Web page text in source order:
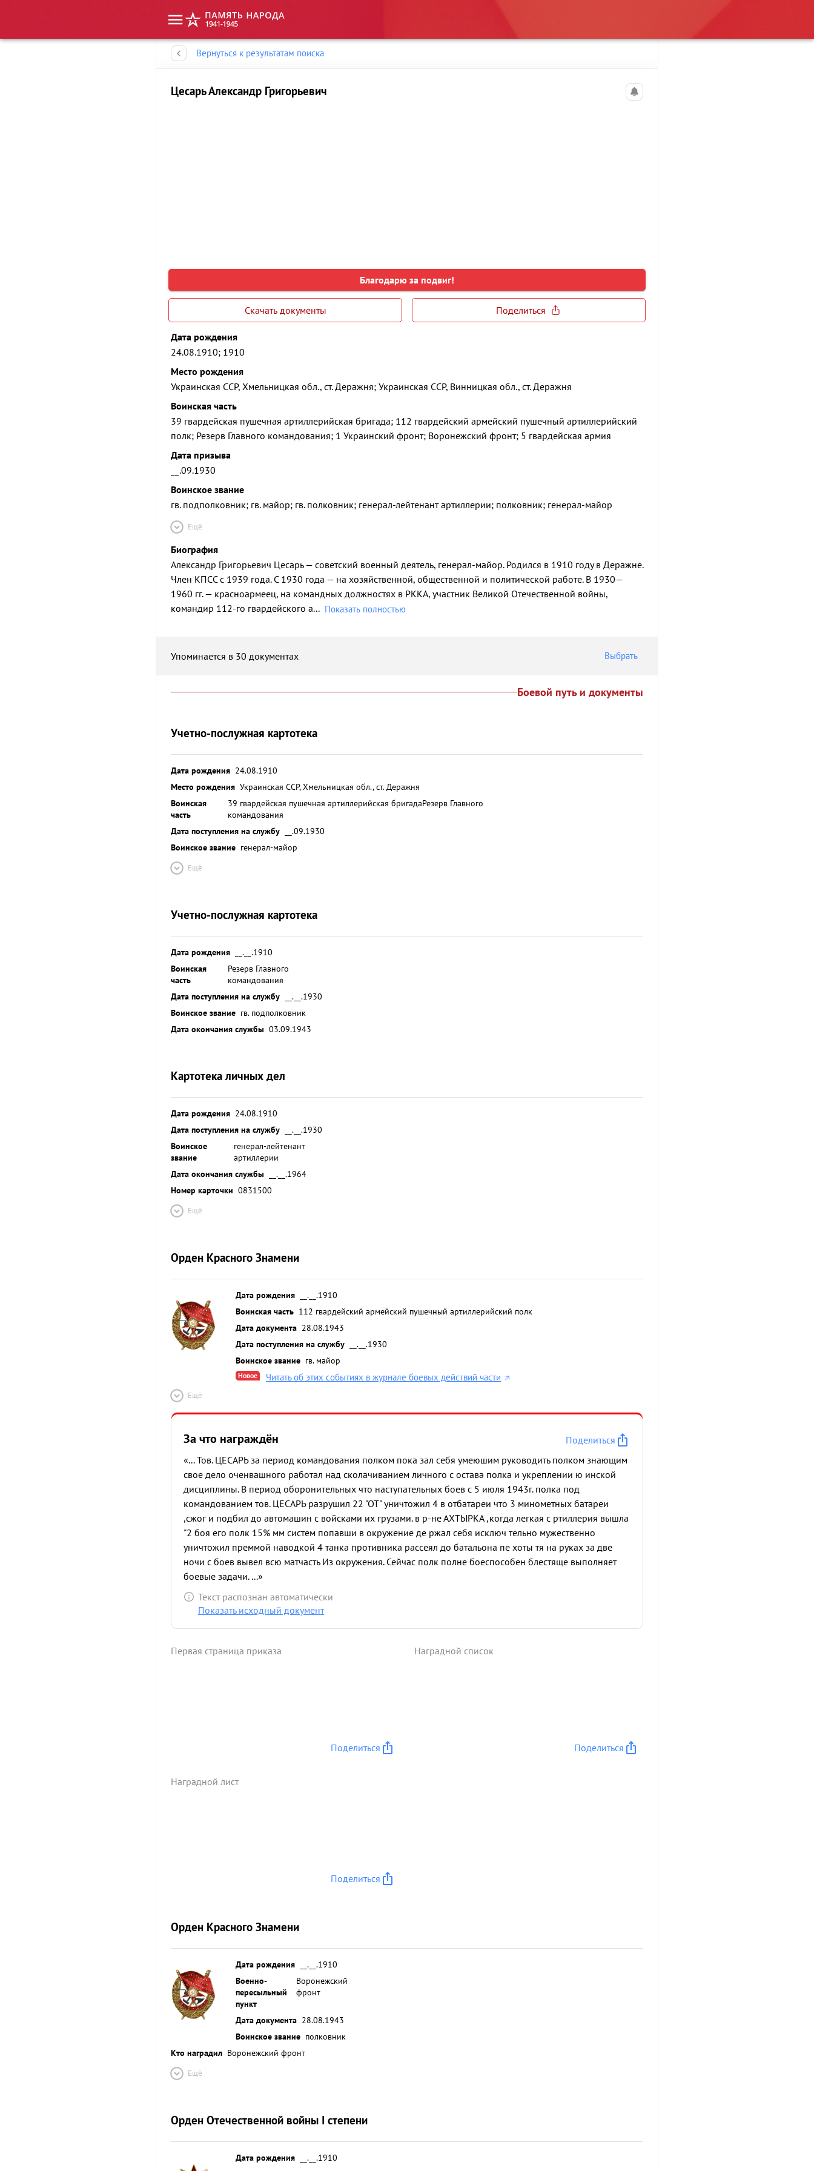
Вернуться к результатам поиска
Цесарь Александр Григорьевич
Благодарю за подвиг!
Скачать документы Поделиться
Дата рождения
24.08.1910; 1910
Место рождения
Украинская ССР, Хмельницкая обл., ст. Деражня; Украинская ССР, Винницкая обл., ст. Деражня
Воинская часть
39 гвардейская пушечная артиллерийская бригада; 112 гвардейский армейский пушечный артиллерийский
полк; Резерв Главного командования; 1 Украинский фронт; Воронежский фронт; 5 гвардейская армия
Дата призыва
__.09.1930
Воинское звание
гв. подполковник; гв. майор; гв. полковник; генерал-лейтенант артиллерии; полковник; генерал-майор
Ещё
Биография
Александр Григорьевич Цесарь — советский военный деятель, генерал-майор. Родился в 1910 году в Деражне.
Член КПСС с 1939 года. С 1930 года — на хозяйственной, общественной и политической работе. В 1930—
1960 гг. — красноармеец, на командных должностях в РККА, участник Великой Отечественной войны,
командир 112-го гвардейского а... Показать полностью
Упоминается в 30 документах Выбрать
Боевой путь и документы
Учетно-послужная картотека
Дата рождения 24.08.1910
Место рождения Украинская ССР, Хмельницкая обл., ст. Деражня
Воинская
часть
39 гвардейская пушечная артиллерийская бригадаРезерв Главного
командования
Дата поступления на службу
__.09.1930
Воинское звание генерал-майор
Ещё
Учетно-послужная картотека
Дата рождения
__.__.1910
Воинская
часть
Резерв Главного
командования
Дата поступления на службу
__.__.1930
Воинское звание гв. подполковник
Дата окончания службы 03.09.1943
Картотека личных дел
Дата рождения 24.08.1910
Дата поступления на службу
__.__.1930
Воинское
звание
генерал-лейтенант
артиллерии
Дата окончания службы
__.__.1964
Номер карточки 0831500
Ещё
Орден Красного Знамени
Дата рождения
__.__.1910
Воинская часть 112 гвардейский армейский пушечный артиллерийский полк
Дата документа 28.08.1943
Дата поступления на службу
__.__.1930
Воинское звание гв. майор
Новое Читать об этих событиях в журнале боевых действий части
Ещё
За что награждён
Поделиться
«... Тов. ЦЕСАРЬ за период командования полком пока зал себя умеюшим руководить полком знающим
свое дело оченвашного работал над сколачиванием личного с остава полка и укреплении ю инской
дисциплины. В период оборонительных что наступательных боев с 5 июля 1943г. полка под
командованием тов. ЦЕСАРЬ разрушил 22 "ОТ" уничтожил 4 в отбатареи что 3 минометных батареи
,сжог и подбил до автомашин с войсками их грузами. в р-не АХТЫРКА ,когда легкая с ртиллерия вышла
"2 боя его полк 15% мм систем попавши в окружение де ржал себя исключ тельно мужественно
уничтожил преммой наводкой 4 танка противника рассеял до батальона пе хоты тя на руках за две
ночи с боев вывел всю матчасть Из окружения. Сейчас полк полне боеспособен блестяще выполняет
боевые задачи. ...»
Текст распознан автоматически
Показать исходный документ
Первая страница приказа
Поделиться
Наградной список
Поделиться
Наградной лист
Поделиться
Орден Красного Знамени
Дата рождения
__.__.1910
Военно-
пересыльный
пункт
Воронежский
фронт
Дата документа 28.08.1943
Воинское звание полковник
Кто наградил Воронежский фронт
Ещё
Орден Отечественной войны I степени
Дата рождения
__.__.1910